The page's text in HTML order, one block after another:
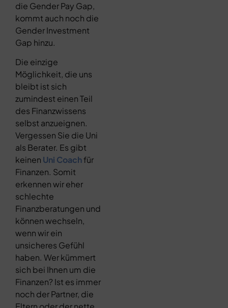
die Gender Pay Gap,
kommt auch noch die
Gender Investment
Gap hinzu.
Die einzige
Möglichkeit, die uns
bleibt ist sich
zumindest einen Teil
des Finanzwissens
selbst anzueignen.
Vergessen Sie die Uni
als Berater. Es gibt
keinen Uni Coachfür
Finanzen. Somit
erkennen wir eher
schlechte
Finanzberatungen und
können wechseln,
wenn wir ein
unsicheres Gefühl
haben. Wer kümmert
sich bei Ihnen um die
Finanzen? Ist es immer
noch der Partner, die